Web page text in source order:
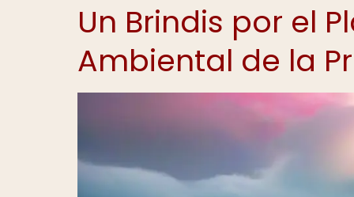
Un Brindis por el
Ambiental de la